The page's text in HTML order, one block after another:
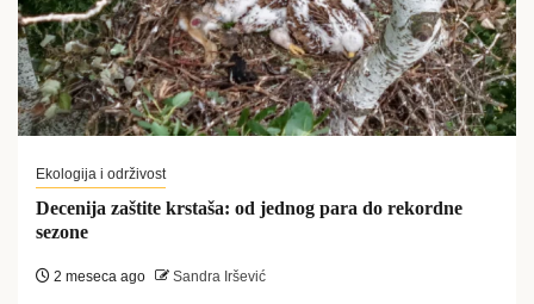
Ekologija i održivost
Decenija zaštite krstaša: od jednog para do rekordne
sezone
2 meseca ago Sandra Iršević